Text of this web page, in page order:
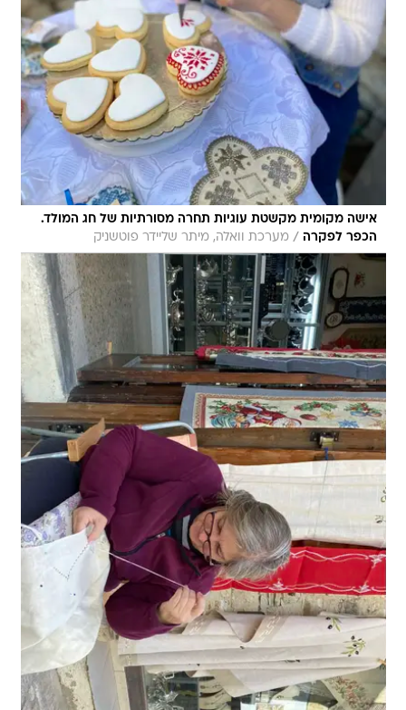
אישה מקומית מקשטת עוגיות תחרה מסורתיות של חג המולד.
הכפר לפקרה / מערכת וואלה, מיתר שליידר פוטשניק